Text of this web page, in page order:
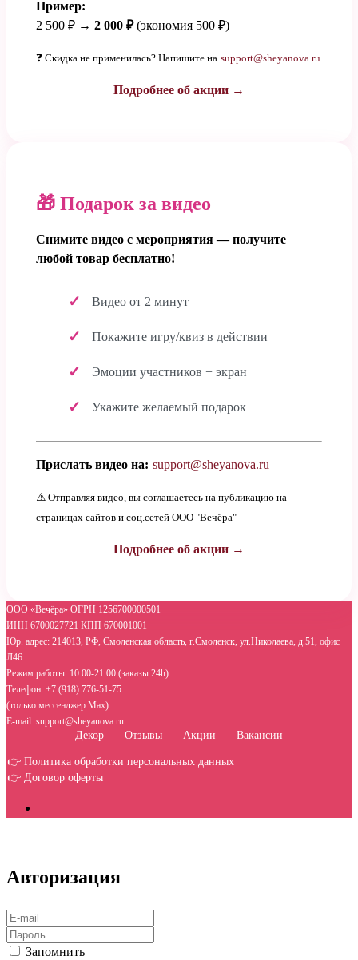
Пример:
2 500 ₽ → 2 000 ₽(экономия 500 ₽)
❓ Скидка не применилась? Напишите на support@sheyanova.ru
Подробнее об акции →
🎁 Подарок за видео
Снимите видео с мероприятия — получите
любой товар бесплатно!
Видео от 2 минут
Покажите игру/квиз в действии
Эмоции участников + экран
Укажите желаемый подарок
Прислать видео на: support@sheyanova.ru
⚠️ Отправляя видео, вы соглашаетесь на публикацию на
страницах сайтов и соц.сетей ООО "Вечёра"
Подробнее об акции →
ООО «Вечёра» ОГРН 1256700000501
ИНН 6700027721 КПП 670001001
Юр. адрес: 214013, РФ, Смоленская область, г.Смоленск, ул.Николаева, д.51, офис
Л46
Режим работы: 10.00-21.00 (заказы 24h)
Телефон: +7 (918) 776-51-75
(только мессенджер Max)
E-mail: support@sheyanova.ru
Декор Отзывы Акции Вакансии
👉 Политика обработки персональных данных
👉 Договор оферты
Авторизация
Запомнить